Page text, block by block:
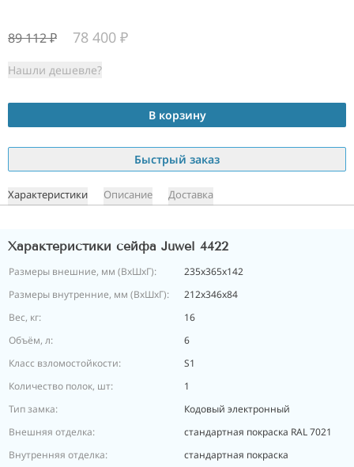
89 112₽ 78 400 ₽
Нашли дешевле?
В корзину
Быстрый заказ
Характеристики Описание Доставка
Характеристики сейфа Juwel 4422
Размеры внешние, мм (ВхШхГ):
235х365х142
Размеры внутренние, мм (ВхШхГ):
212х346х84
Вес, кг:
16
Объём, л:
6
Класс взломостойкости:
S1
Количество полок, шт:
1
Тип замка:
Кодовый электронный
Внешняя отделка:
стандартная покраска RAL 7021
Внутренняя отделка:
стандартная покраска